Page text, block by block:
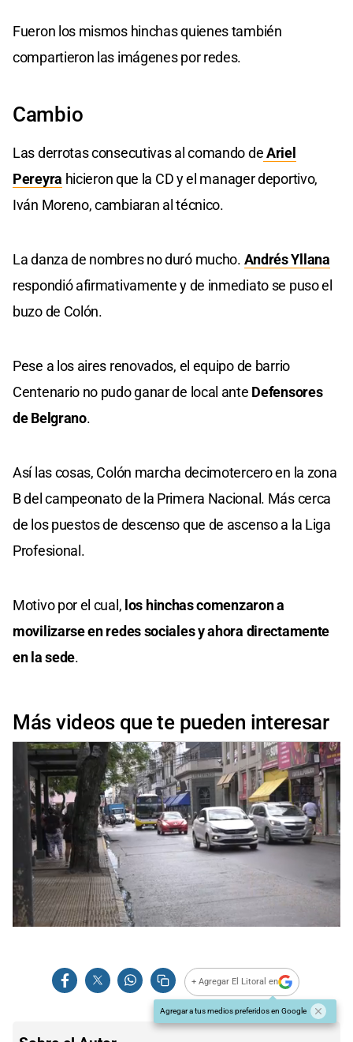
Fueron los mismos hinchas quienes también
compartieron las imágenes por redes.
Cambio
Las derrotas consecutivas al comando deAriel
Pereyra hicieron que la CD y el manager deportivo,
Iván Moreno, cambiaran al técnico.
La danza de nombres no duró mucho. Andrés Yllana
respondió afirmativamente y de inmediato se puso el
buzo de Colón.
Pese a los aires renovados, el equipo de barrio
Centenario no pudo ganar de local ante Defensores
de Belgrano.
Así las cosas, Colón marcha decimotercero en la zona
B del campeonato de la Primera Nacional. Más cerca
de los puestos de descenso que de ascenso a la Liga
Profesional.
Motivo por el cual, los hinchas comenzaron a
movilizarse en redes sociales y ahora directamente
en la sede.
Más videos que te pueden interesar
+ Agregar El Litoral en
Agregar a tus medios preferidos en Google